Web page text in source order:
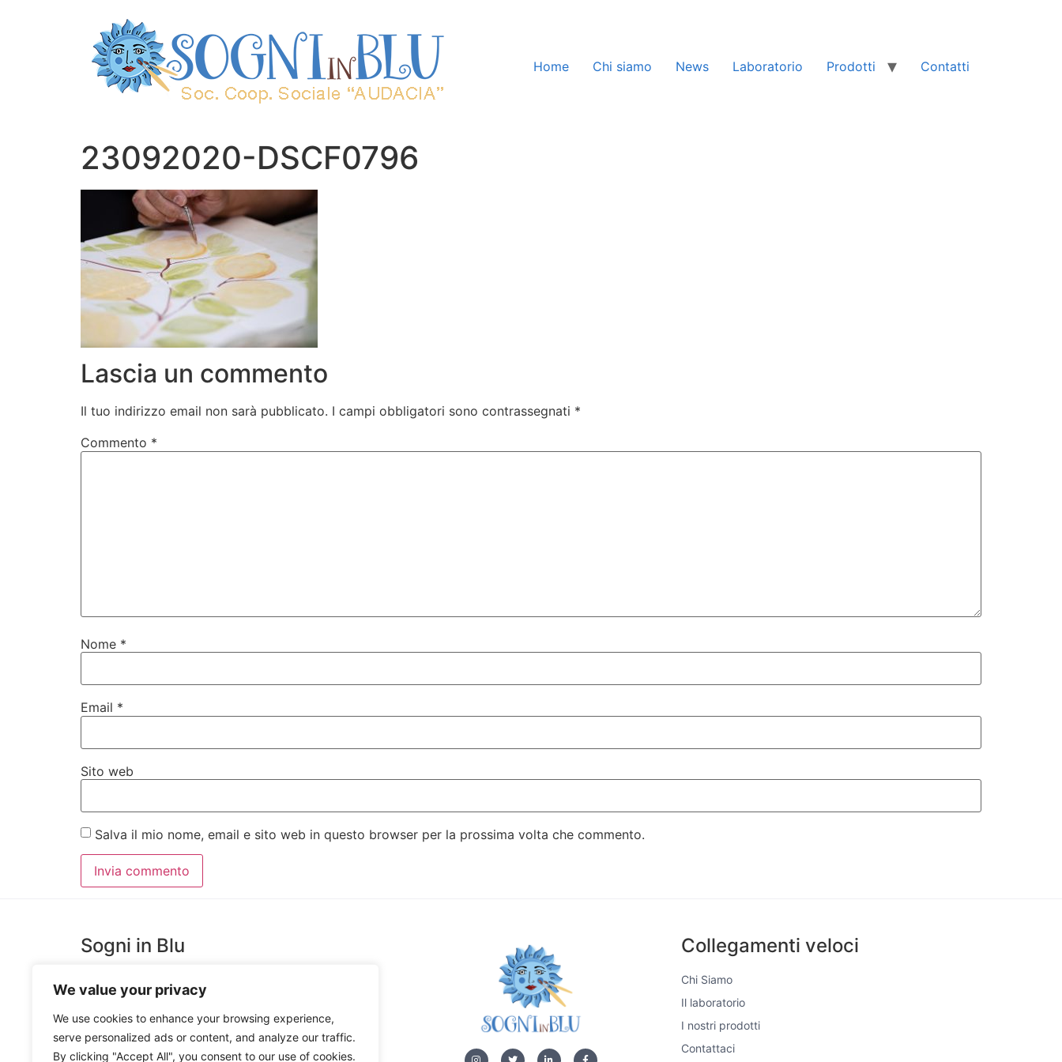
We value your privacy
We use cookies to enhance your browsing experience,
serve personalized ads or content, and analyze our traffic.
By clicking "Accept All", you consent to our use of cookies.
Home Chi siamo News Laboratorio Prodotti Contatti
23092020-DSCF0796
Lascia un commento
Il tuo indirizzo email non sarà pubblicato. I campi obbligatori sono contrassegnati *
Commento *
Nome *
Email *
Sito web
Salva il mio nome, email e sito web in questo browser per la prossima volta che commento.
Sogni in Blu
SognInblu è un Laboratorio Creativo, costruito per
favorire l’estro e la creatività di giovani artisti messinesi,
che trova espressione nella Produzione e Decorazione di
Ceramiche Artigianali e nella realizzazione di Oggetti unici
Collegamenti veloci
Chi Siamo
Il laboratorio
I nostri prodotti
Contattaci